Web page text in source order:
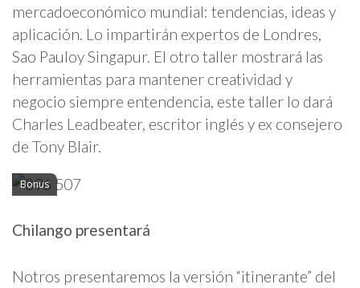
mercadoeconómico mundial: tendencias, ideas y
aplicación. Lo impartirán expertos de Londres,
Sao Pauloy Singapur. El otro taller mostrará las
herramientas para mantener creatividad y
negocio siempre entendencia, este taller lo dará
Charles Leadbeater, escritor inglés y ex consejero
de Tony Blair.
Bonus
Chilango presentará
Notros presentaremos la versión “itinerante” del